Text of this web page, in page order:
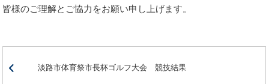
皆様のご理解とご協力をお願い申し上げます。
淡路市体育祭市長杯ゴルフ大会 競技結果